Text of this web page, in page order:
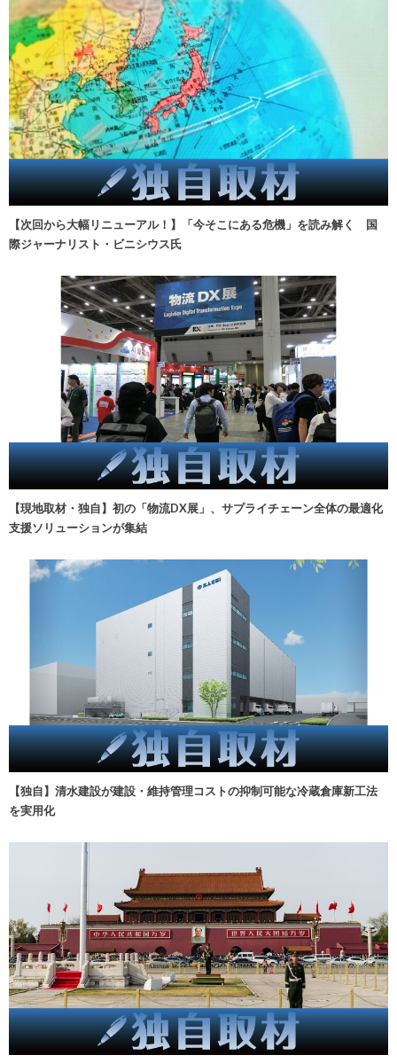
【次回から大幅リニューアル！】「今そこにある危機」を読み解く 国
際ジャーナリスト・ビニシウス氏
【現地取材・独自】初の「物流DX展」、サプライチェーン全体の最適化
支援ソリューションが集結
【独自】清水建設が建設・維持管理コストの抑制可能な冷蔵倉庫新工法
を実用化